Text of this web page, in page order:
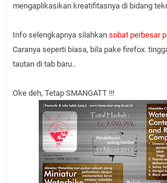
mengaplikasikan kreatifitasnya di bidang
Info selengkapnya silahkan sobat perbesar
Caranya seperti biasa, bila pake firefox.
tautan di tab baru..
Oke deh, Tetap SMANGATT !!!